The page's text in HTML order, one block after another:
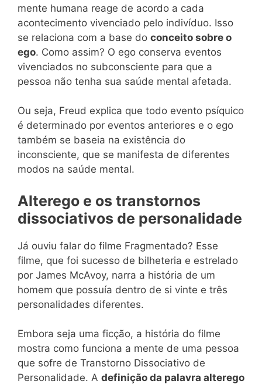
mente humana reage de acordo a cada
acontecimento vivenciado pelo indivíduo. Isso
se relaciona com a base do conceito sobre o
ego. Como assim? O ego conserva eventos
vivenciados no subconsciente para que a
pessoa não tenha sua saúde mental afetada.
Ou seja, Freud explica que todo evento psíquico
é determinado por eventos anteriores e o ego
também se baseia na existência do
inconsciente, que se manifesta de diferentes
modos na saúde mental.
Alterego e os transtornos
dissociativos de personalidade
Já ouviu falar do filme Fragmentado? Esse
filme, que foi sucesso de bilheteria e estrelado
por James McAvoy, narra a história de um
homem que possuía dentro de si vinte e três
personalidades diferentes.
Embora seja uma ficção, a história do filme
mostra como funciona a mente de uma pessoa
que sofre de Transtorno Dissociativo de
Personalidade. A definição da palavra alterego